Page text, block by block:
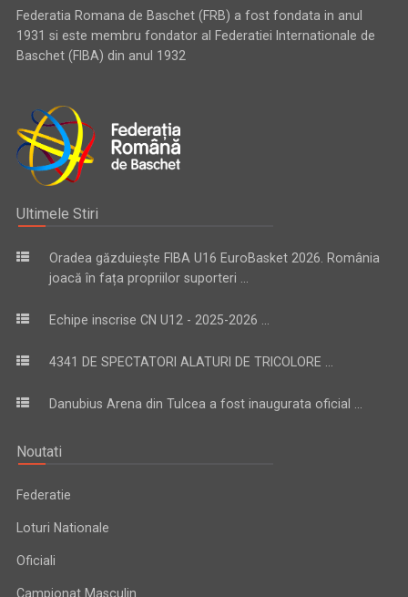
Federatia Romana de Baschet (FRB) a fost fondata in anul
1931 si este membru fondator al Federatiei Internationale de
Baschet (FIBA) din anul 1932
Ultimele Stiri
Oradea găzduiește FIBA U16 EuroBasket 2026. România
joacă în fața propriilor suporteri ...
Echipe inscrise CN U12 - 2025-2026 ...
4341 DE SPECTATORI ALATURI DE TRICOLORE ...
Danubius Arena din Tulcea a fost inaugurata oficial ...
Noutati
Federatie
Loturi Nationale
Oficiali
Campionat Masculin